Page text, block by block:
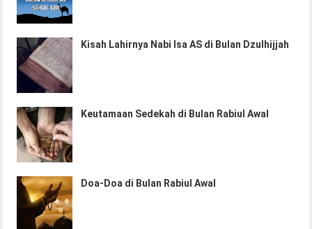
Kisah Lahirnya Nabi Isa AS di Bulan Dzulhijjah
Keutamaan Sedekah di Bulan Rabiul Awal
Doa-Doa di Bulan Rabiul Awal